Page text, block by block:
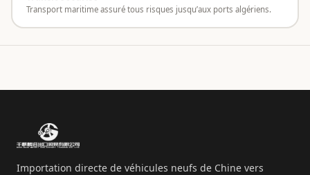
Transport maritime assuré tous risques jusqu’aux ports algériens.
Importation directe de véhicules neufs de Chine vers